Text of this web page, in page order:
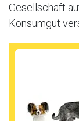
Gesellschaft
Konsumgut